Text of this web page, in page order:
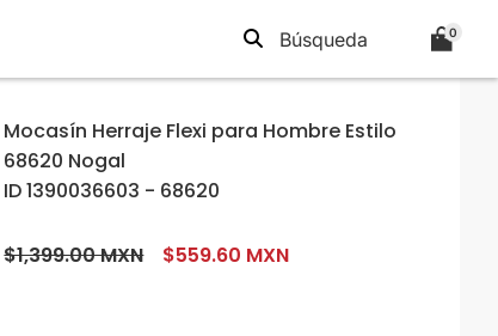
0
Mocasín Herraje Flexi para Hombre Estilo
68620 Nogal
ID 1390036603 - 68620
$1,399.00 MXN $559.60 MXN